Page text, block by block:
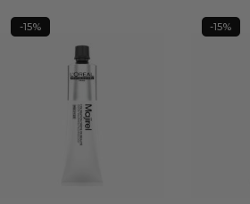
-15% -15%